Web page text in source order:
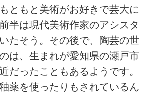
ともと美術がお好きで芸大に
半は現代美術作家のアシスタ
たそう。その後で、陶芸の世
は、生まれが愛知県の瀬戸市
だったこともあるようです。
薬を使ったりもされているん